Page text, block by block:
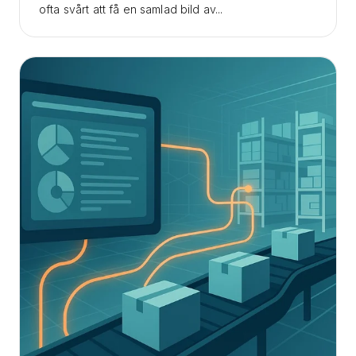
ofta svårt att få en samlad bild av...